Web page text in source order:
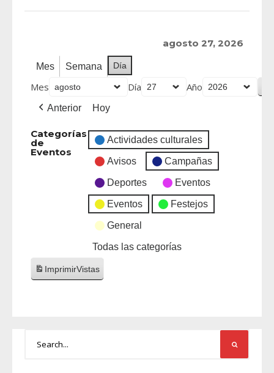
agosto 27, 2026
Mes Semana Día
Mes Día Año
Anterior Hoy
Categorías
de
Eventos
Actividades culturales
Avisos Campañas
Deportes Eventos
Eventos Festejos
General
Todas las categorías
ImprimirVistas